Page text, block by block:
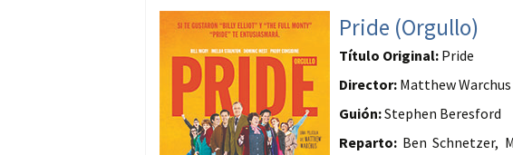
Pride (Orgullo)
Título Original: Pride
Director: Matthew Warchus
Guión:Stephen Beresford
Reparto: Ben Schnetzer,